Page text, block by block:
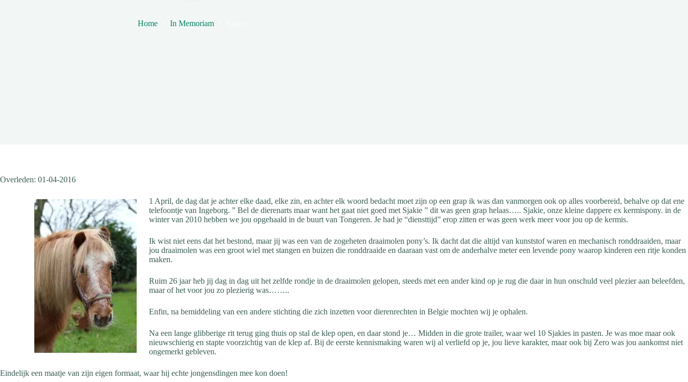
Home In Memoriam
Overleden: 01-04-2016
1 April, de dag dat je achter elke daad, elke zin, en achter elk woord bedacht moet zijn op een grap ik was dan vanmorgen ook op alles voorbereid, behalve op dat ene
telefoontje van Ingeborg. ” Bel de dierenarts maar want het gaat niet goed met Sjakie ” dit was geen grap helaas….. Sjakie, onze kleine dappere ex kermispony. in de
winter van 2010 hebben we jou opgehaald in de buurt van Tongeren. Je had je “diensttijd” erop zitten er was geen werk meer voor jou op de kermis.
Ik wist niet eens dat het bestond, maar jij was een van de zogeheten draaimolen pony’s. Ik dacht dat die altijd van kunststof waren en mechanisch ronddraaiden, maar
jou draaimolen was een groot wiel met stangen en buizen die ronddraaide en daaraan vast om de anderhalve meter een levende pony waarop kinderen een ritje konden
maken.
Ruim 26 jaar heb jij dag in dag uit het zelfde rondje in de draaimolen gelopen, steeds met een ander kind op je rug die daar in hun onschuld veel plezier aan beleefden,
maar of het voor jou zo plezierig was……..
Enfin, na bemiddeling van een andere stichting die zich inzetten voor dierenrechten in Belgie mochten wij je ophalen.
Na een lange glibberige rit terug ging thuis op stal de klep open, en daar stond je… Midden in die grote trailer, waar wel 10 Sjakies in pasten. Je was moe maar ook
nieuwschierig en stapte voorzichtig van de klep af. Bij de eerste kennismaking waren wij al verliefd op je, jou lieve karakter, maar ook bij Zero was jou aankomst niet
ongemerkt gebleven.
Eindelijk een maatje van zijn eigen formaat, waar hij echte jongensdingen mee kon doen!